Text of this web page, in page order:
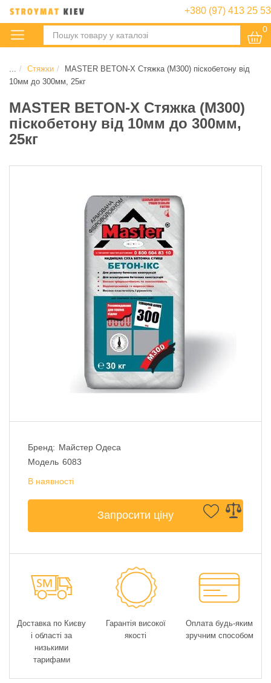
+380 (97) 413 25 53
0
Стяжки
MASTER BETON-X Стяжка (М300) піскобетону від
10мм до 300мм, 25кг
MASTER BETON-X Стяжка (М300)
піскобетону від 10мм до 300мм,
25кг
Бренд: Майстер Одеса
Модель 6083
В наявності
Запросити ціну
Доставка по Києву
і області за
низькими
тарифами
Гарантія високої
якості
Оплата будь-яким
зручним способом